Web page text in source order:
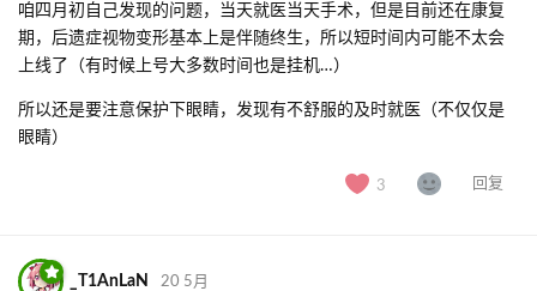
咱四月初自己发现的问题，当天就医当天手术，但是目前还在康复
期，后遗症视物变形基本上是伴随终生，所以短时间内可能不太会
上线了（有时候上号大多数时间也是挂机…）
所以还是要注意保护下眼睛，发现有不舒服的及时就医（不仅仅是
眼睛）
3 回复
_T1AnLaN 20 5月